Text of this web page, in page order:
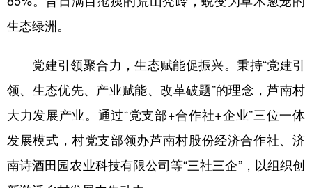
生态绿洲。
党建引领聚合力，生态赋能促振兴。秉持“党建引
领、生态优先、产业赋能、改革破题”的理念，芦南村
大力发展产业。通过“党支部+合作社+企业”三位一体
发展模式，村党支部领办芦南村股份经济合作社、济
南诗酒田园农业科技有限公司等“三社三企”，以组织创